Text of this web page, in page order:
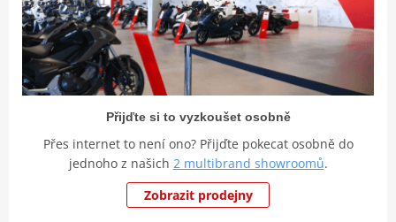
Přijďte si to vyzkoušet osobně
Přes internet to není ono? Přijďte pokecat osobně do
jednoho z našich 2 multibrand showroomů.
Zobrazit prodejny